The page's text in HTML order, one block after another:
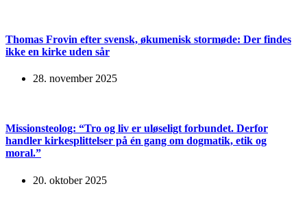
Thomas Frovin efter svensk, økumenisk stormøde: Der findes
ikke en kirke uden sår
28. november 2025
Missionsteolog: “Tro og liv er uløseligt forbundet. Derfor
handler kirkesplittelser på én gang om dogmatik, etik og
moral.”
20. oktober 2025